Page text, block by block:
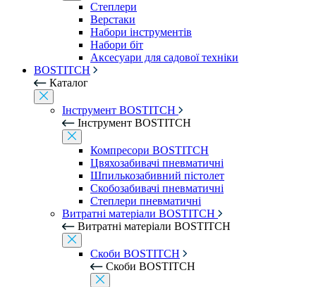
Степлери
Верстаки
Набори інструментів
Набори біт
Аксесуари для садової техніки
BOSTITCH
Каталог
Інструмент BOSTITCH
Інструмент BOSTITCH
Компресори BOSTITCH
Цвяхозабивачі пневматичні
Шпилькозабивний пістолет
Скобозабивачі пневматичні
Степлери пневматичні
Витратні матеріали BOSTITCH
Витратні матеріали BOSTITCH
Скоби BOSTITCH
Скоби BOSTITCH